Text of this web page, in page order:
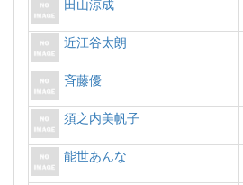
田山涼成
近江谷太朗
斉藤優
須之内美帆子
能世あんな